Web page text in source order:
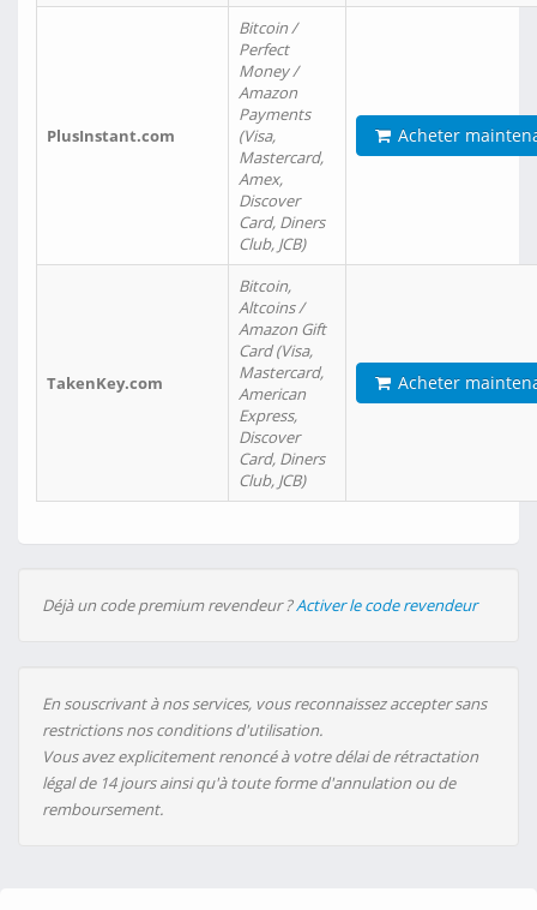
PlusInstant.com
Bitcoin /
Perfect
Money /
Amazon
Payments
(Visa,
Mastercard,
Amex,
Discover
Card, Diners
Club, JCB)
Acheter
TakenKey.com
Bitcoin,
Altcoins /
Amazon Gift
Card (Visa,
Mastercard,
American
Express,
Discover
Card, Diners
Club, JCB)
Acheter
Déjà un code premium revendeur ?Activer le code revendeur
En souscrivant à nos services, vous reconnaissez accepter sans
restrictions nos conditions d'utilisation.
Vous avez explicitement renoncé à votre délai de rétractation
légal de 14 jours ainsi qu'à toute forme d'annulation ou de
remboursement.